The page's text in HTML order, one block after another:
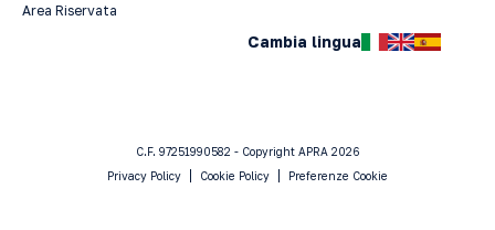
Area Riservata
Cambia lingua
C.F. 97251990582 - Copyright APRA 2026
Privacy Policy
Cookie Policy Preferenze Cookie